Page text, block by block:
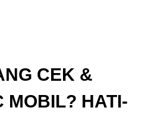
CEK &
MOBIL? HATI-